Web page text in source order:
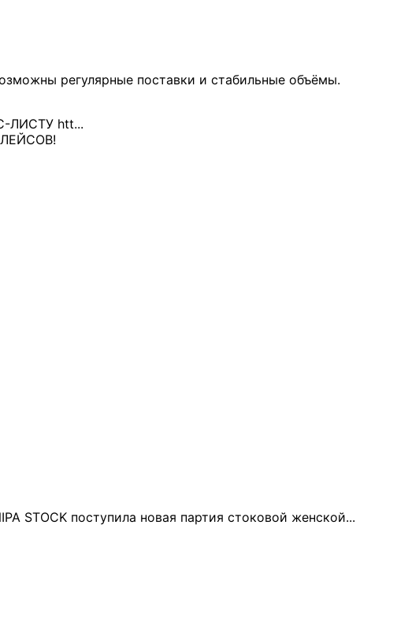
регулярные поставки и стабильные объёмы.
ЛИСТУ htt...
STOCK поступила новая партия стоковой женской...